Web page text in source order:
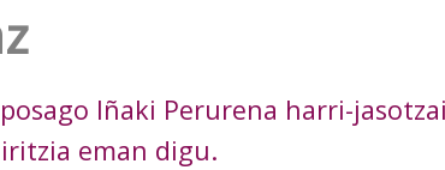
Iñaki Perurena harri-
eman digu.